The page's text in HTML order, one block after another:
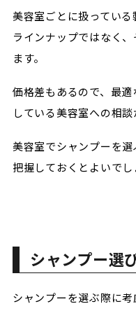
美容室ごとに扱ってい
ラインナップではなく
ます。
価格差もあるので、最
している美容室への相談
美容室でシャンプーを
把握しておくとよいでし
シャンプー選
シャンプーを選ぶ際に